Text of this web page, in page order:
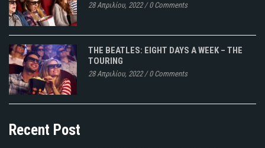
28 Απριλίου, 2022/0 Comments
THE BEATLES: EIGHT DAYS A WEEK – THE
TOURING
28 Απριλίου, 2022/0 Comments
Recent Post